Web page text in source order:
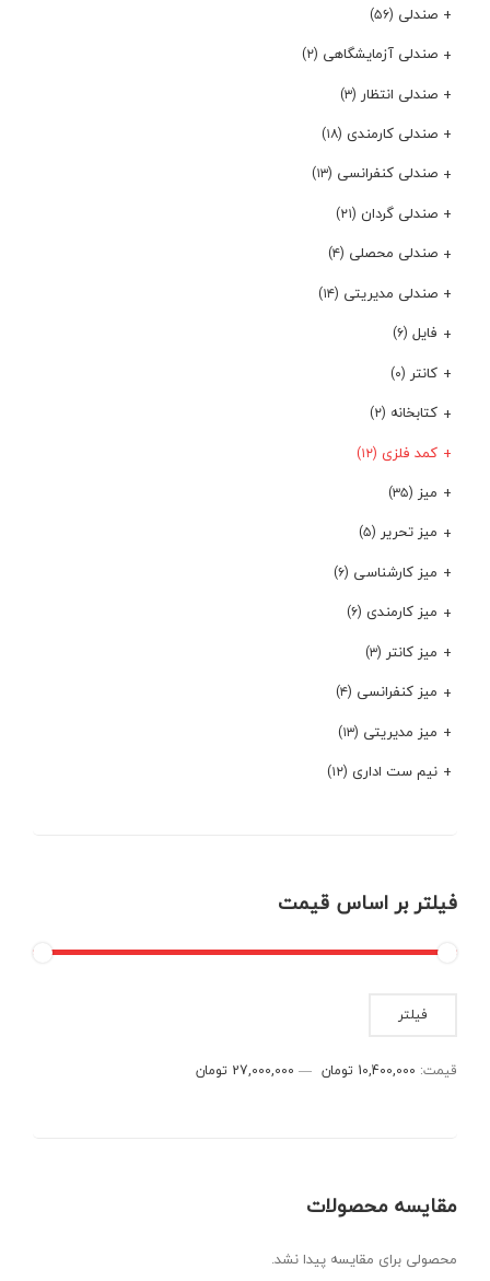
صندلی (۵۶)
صندلی آزمایشگاهی (۲)
صندلی انتظار (۳)
صندلی کارمندی (۱۸)
صندلی کنفرانسی (۱۳)
صندلی گردان (۲۱)
صندلی محصلی (۴)
صندلی مدیریتی (۱۴)
فایل (۶)
کانتر (۰)
کتابخانه (۲)
کمد فلزی (۱۲)
میز (۳۵)
میز تحریر (۵)
میز کارشناسی (۶)
میز کارمندی (۶)
میز کانتر (۳)
میز کنفرانسی (۴)
میز مدیریتی (۱۳)
نیم ست اداری (۱۲)
فیلتر بر اساس قیمت
فیلتر
قیمت: 10,400,000 تومان — 27,000,000 تومان
مقایسه محصولات
محصولی برای مقایسه پیدا نشد.